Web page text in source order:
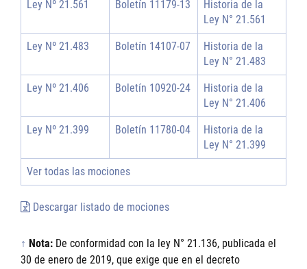
Ley Nº 21.561 Boletín 11179-13
Historia de la
Ley N° 21.561
Ley Nº 21.483 Boletín 14107-07
Historia de la
Ley N° 21.483
Ley Nº 21.406 Boletín 10920-24
Historia de la
Ley N° 21.406
Ley Nº 21.399 Boletín 11780-04
Historia de la
Ley N° 21.399
Ver todas las mociones
Descargar listado de mociones
↑ Nota: De conformidad con la ley N° 21.136, publicada el
30 de enero de 2019, que exige que en el decreto